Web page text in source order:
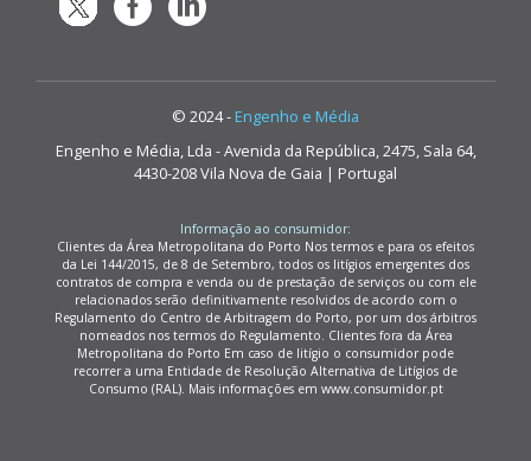
© 2024 - Engenho e Média
Engenho e Média, Lda - Avenida da República, 2475, Sala 64,
4430-208 Vila Nova de Gaia | Portugal
Informação ao consumidor:
Clientes da Área Metropolitana do Porto Nos termos e para os efeitos
da Lei 144/2015, de 8 de Setembro, todos os litígios emergentes dos
contratos de compra e venda ou de prestação de serviços ou com ele
relacionados serão definitivamente resolvidos de acordo com o
Regulamento do Centro de Arbitragem do Porto, por um dos árbitros
nomeados nos termos do Regulamento. Clientes fora da Área
Metropolitana do Porto Em caso de litígio o consumidor pode
recorrer a uma Entidade de Resolução Alternativa de Litígios de
Consumo (RAL). Mais informações em www.consumidor.pt